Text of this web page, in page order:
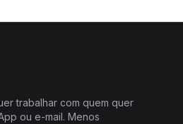
trabalhar com quem quer
ou e-mail. Menos